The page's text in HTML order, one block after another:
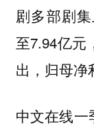
剧多部剧
至7.94亿元
出，归母净
中文在线一